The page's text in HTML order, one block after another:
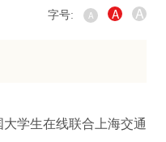
字号: A A A
学生在线联合上海交通